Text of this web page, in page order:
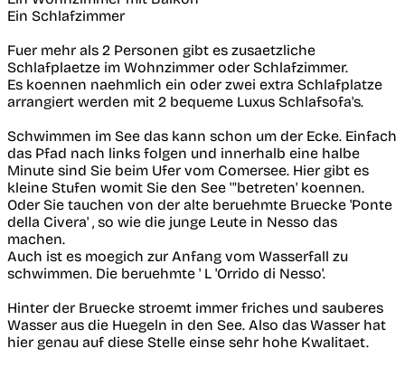
Ein Schlafzimmer
Fuer mehr als 2 Personen gibt es zusaetzliche
Schlafplaetze im Wohnzimmer oder Schlafzimmer.
Es koennen naehmlich ein oder zwei extra Schlafplatze
arrangiert werden mit 2 bequeme Luxus Schlafsofa's.
Schwimmen im See das kann schon um der Ecke. Einfach
das Pfad nach links folgen und innerhalb eine halbe
Minute sind Sie beim Ufer vom Comersee. Hier gibt es
kleine Stufen womit Sie den See '"betreten' koennen.
Oder Sie tauchen von der alte beruehmte Bruecke 'Ponte
della Civera' , so wie die junge Leute in Nesso das
machen.
Auch ist es moegich zur Anfang vom Wasserfall zu
schwimmen. Die beruehmte ' L 'Orrido di Nesso'.
Hinter der Bruecke stroemt immer friches und sauberes
Wasser aus die Huegeln in den See. Also das Wasser hat
hier genau auf diese Stelle einse sehr hohe Kwalitaet.